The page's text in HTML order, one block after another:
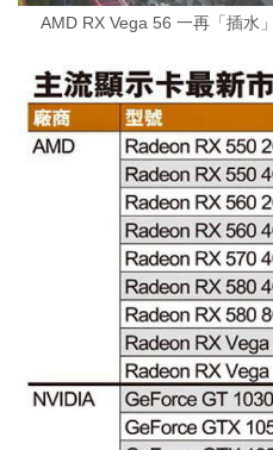
AMD RX Vega 56 一再「插水